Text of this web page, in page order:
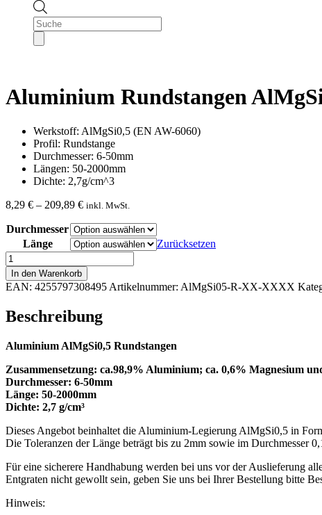
Products
search
Aluminium Rundstangen
Werkstoff: AlMgSi0,5 (EN AW-6060)
Profil: Rundstange
Durchmesser: 6-50mm
Längen: 50-2000mm
Dichte: 2,7g/cm^3
8,29 € – 209,89 €Preisspanne:
bis
209,89 €
inkl. MwSt.
Durchmesser
Länge
Zurücksetzen
Aluminium
Rundstangen
AlMgSi0,5
Menge
In den Warenkorb
EAN: 4255797308495 Artikelnummer: AlMgSi05-R-XX-XXXX
Beschreibung
Aluminium AlMgSi0,5 Rundstangen
Zusammensetzung: ca.98,9% Aluminium; ca. 0,6% Magnesium
Durchmesser: 6-50mm
Länge: 50-2000mm
Dichte: 2,7 g/cm³
Dieses Angebot beinhaltet die Aluminium-Legierung AlMgSi0,5 in
Die Toleranzen der Länge beträgt bis zu 2mm sowie im Durchmesser
Für eine sicherere Handhabung werden bei uns vor der Auslieferung
Entgraten nicht gewollt sein, geben Sie uns bei Ihrer Bestellung bitte
Hinweis: